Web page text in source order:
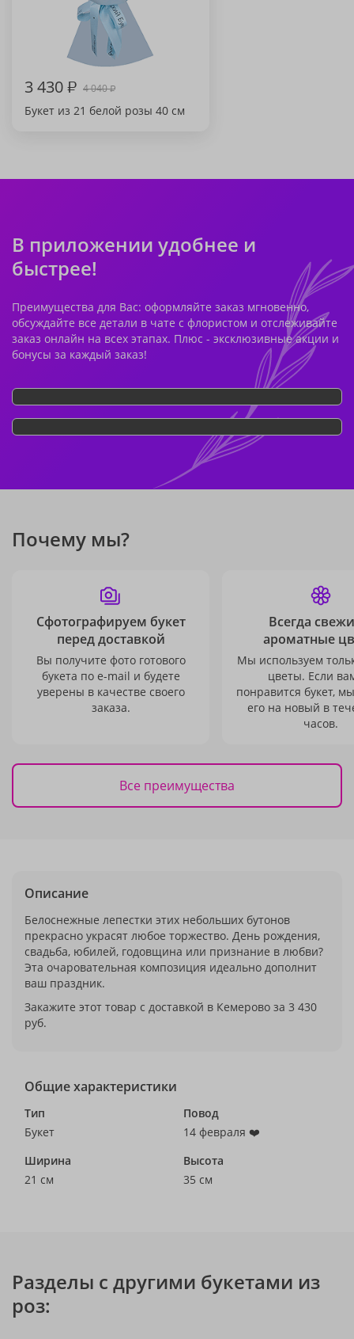
3 430₽ 4 040₽
Букет из 21 белой розы 40 см
В приложении удобнее и
быстрее!
Преимущества для Вас: оформляйте заказ мгновенно,
обсуждайте все детали в чате с флористом и отслеживайте
заказ онлайн на всех этапах. Плюс - эксклюзивные акции и
бонусы за каждый заказ!
Почему мы?
Сфотографируем букет
перед доставкой
Вы получите фото готового
букета по e-mail и будете
уверены в качестве своего
заказа.
Всегда
ароматные
Мы используем
цветы. Если
понравится букет,
его на новый в
часов.
Все преимущества
Описание
Белоснежные лепестки этих небольших бутонов
прекрасно украсят любое торжество. День рождения,
свадьба, юбилей, годовщина или признание в любви?
Эта очаровательная композиция идеально дополнит
ваш праздник.
Закажите этот товар с доставкой в Кемерово за 3 430
руб.
Общие характеристики
Тип
Букет
Повод
14 февраля ❤️
Ширина
21 см
Высота
35 см
Разделы с другими букетами из
роз: